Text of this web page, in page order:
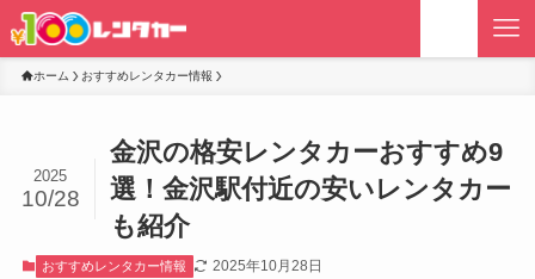
ホーム おすすめレンタカー情報
金沢の格安レンタカーおすすめ9
選！金沢駅付近の安いレンタカー
も紹介
2025
10/28
おすすめレンタカー情報 2025年10月28日